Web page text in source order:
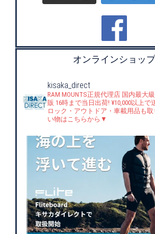
オンラインショップ
kisaka_direct
RAM MOUNTS正規代理店 国内最大
販 16時まで当日出荷! ¥10,000以上で
ロック・アウトドア・車載用品も取
い物はこちらから▼